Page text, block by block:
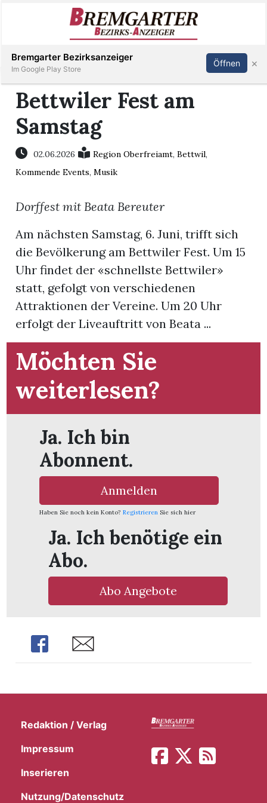
Immobilien
Veranstaltungen
Paper
Newsletter
App
Bremgarten
Inserieren Abonnieren Anmelden
Bettwiler Fest am
Samstag
02.06.2026 Region Oberfreiamt,Bettwil,
Kommende Events,Musik
Dorffest mit Beata Bereuter
Am nächsten Samstag, 6. Juni, trifft sich
die Bevölkerung am Bettwiler Fest. Um 15
Uhr findet der «schnellste Bettwiler»
statt, gefolgt von verschiedenen
Attraktionen der Vereine. Um 20 Uhr
erfolgt der Liveauftritt von Beata ...
Möchten Sie
weiterlesen?
Ja. Ich bin
Abonnent.
Anmelden
Haben Sie noch kein Konto? Registrieren Sie sich hier
Ja. Ich benötige ein
Abo.
Abo Angebote
Share Share
Redaktion / Verlag
Impressum
Inserieren
Nutzung/Datenschutz
Bremgarter Bezirksanzeiger
Im Google Play Store
Öffnen ×